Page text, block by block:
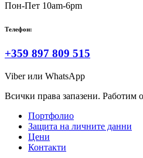
Пон-Пет 10am-6pm
Телефон:
+359 897 809 515
Viber или WhatsApp
Всички права запазени. Работим
Портфолио
Защита на личните данни
Цени
Контакти